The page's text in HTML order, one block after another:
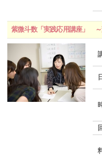
紫微斗数「実践応用講座」 ～